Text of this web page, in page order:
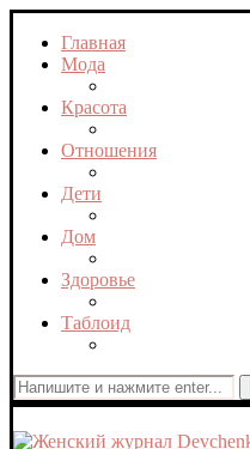
Главная
Мода
Красота
Отношения
Дети
Дом
Здоровье
Таблоид